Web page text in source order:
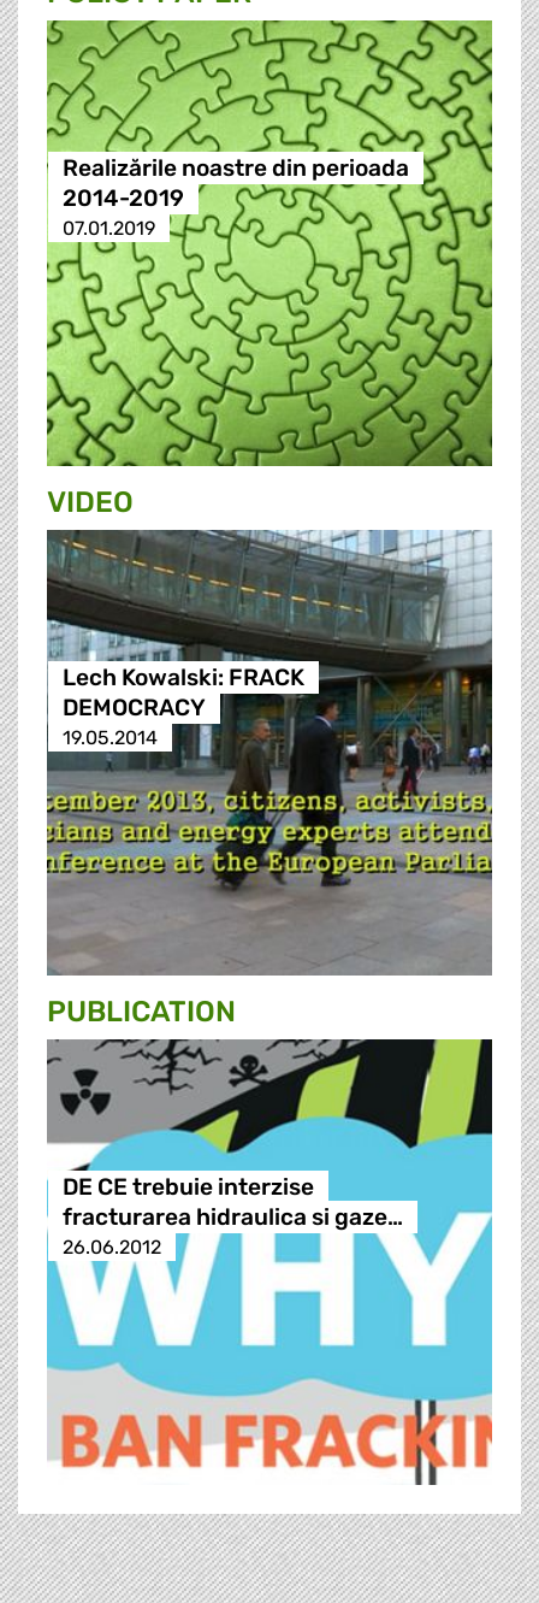
Realizările noastre din perioada
2014-2019
07.01.2019
VIDEO
Lech Kowalski: FRACK
DEMOCRACY
19.05.2014
PUBLICATION
DE CE trebuie interzise
fracturarea hidraulica si gaze…
26.06.2012